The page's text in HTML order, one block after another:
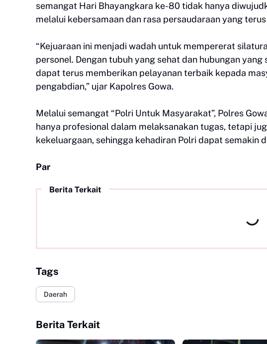
semangat Hari Bhayangkara ke-80 tidak hanya
melalui kebersamaan dan rasa persaudaraan yang
“Kejuaraan ini menjadi wadah untuk mempererat
personel. Dengan tubuh yang sehat dan hubungan
dapat terus memberikan pelayanan terbaik kepada
pengabdian,” ujar Kapolres Gowa.
Melalui semangat “Polri Untuk Masyarakat”, Polres
hanya profesional dalam melaksanakan tugas, tetapi
kekeluargaan, sehingga kehadiran Polri dapat semakin
Par
Berita Terkait
Tags
Daerah
Berita Terkait